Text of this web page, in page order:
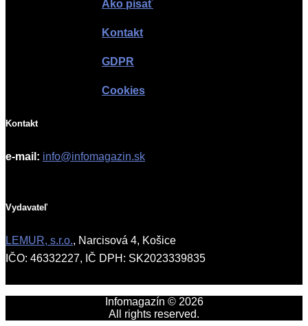
Ako písať
Kontakt
GDPR
Cookies
Kontakt
e-mail: info@infomagazin.sk
Vydavateľ
LEMUR, s.r.o., Narcisová 4, Košice
IČO: 46332227, IČ DPH: SK2023339835
Infomagazín © 2026
All rights reserved.